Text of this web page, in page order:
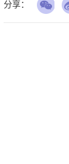
分享：